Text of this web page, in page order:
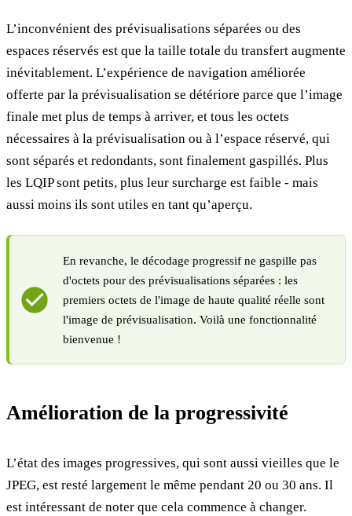
L’inconvénient des prévisualisations séparées ou des
espaces réservés est que la taille totale du transfert augmente
inévitablement. L’expérience de navigation améliorée
offerte par la prévisualisation se détériore parce que l’image
finale met plus de temps à arriver, et tous les octets
nécessaires à la prévisualisation ou à l’espace réservé, qui
sont séparés et redondants, sont finalement gaspillés. Plus
les LQIP sont petits, plus leur surcharge est faible - mais
aussi moins ils sont utiles en tant qu’aperçu.
En revanche, le décodage progressif ne gaspille pas
d'octets pour des prévisualisations séparées : les
premiers octets de l'image de haute qualité réelle sont
l'image de prévisualisation. Voilà une fonctionnalité
bienvenue !
Amélioration de la progressivité
L’état des images progressives, qui sont aussi vieilles que le
JPEG, est resté largement le même pendant 20 ou 30 ans. Il
est intéressant de noter que cela commence à changer.